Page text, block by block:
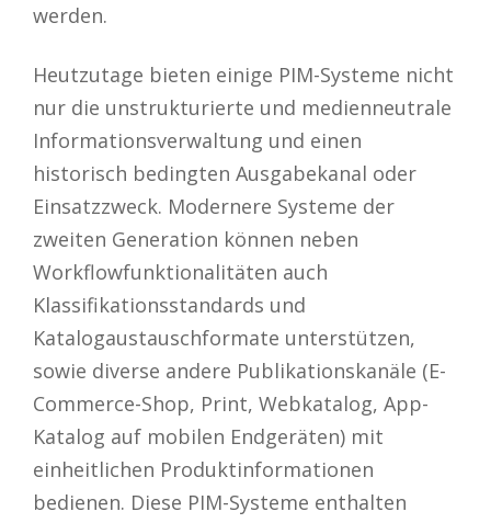
werden.
Heutzutage bieten einige PIM-Systeme nicht
nur die unstrukturierte und medienneutrale
Informationsverwaltung und einen
historisch bedingten Ausgabekanal oder
Einsatzzweck. Modernere Systeme der
zweiten Generation können neben
Workflowfunktionalitäten auch
Klassifikationsstandards und
Katalogaustauschformate unterstützen,
sowie diverse andere Publikationskanäle (E-
Commerce-Shop, Print, Webkatalog, App-
Katalog auf mobilen Endgeräten) mit
einheitlichen Produktinformationen
bedienen. Diese PIM-Systeme enthalten